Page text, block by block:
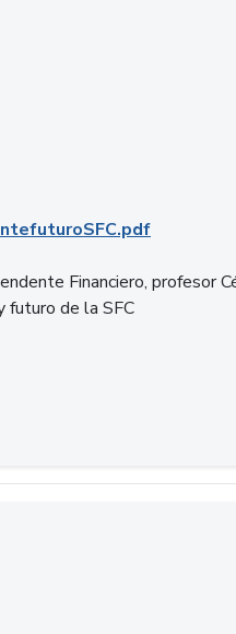
Financiero, profesor
futuro de la SFC